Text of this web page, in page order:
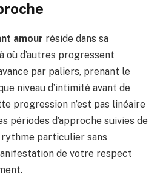
amour réside dans sa
où d’autres progressent
par paliers, prenant le
niveau d’intimité avant de
progression n’est pas linéaire
périodes d’approche suivies de
particulier sans
de votre respect